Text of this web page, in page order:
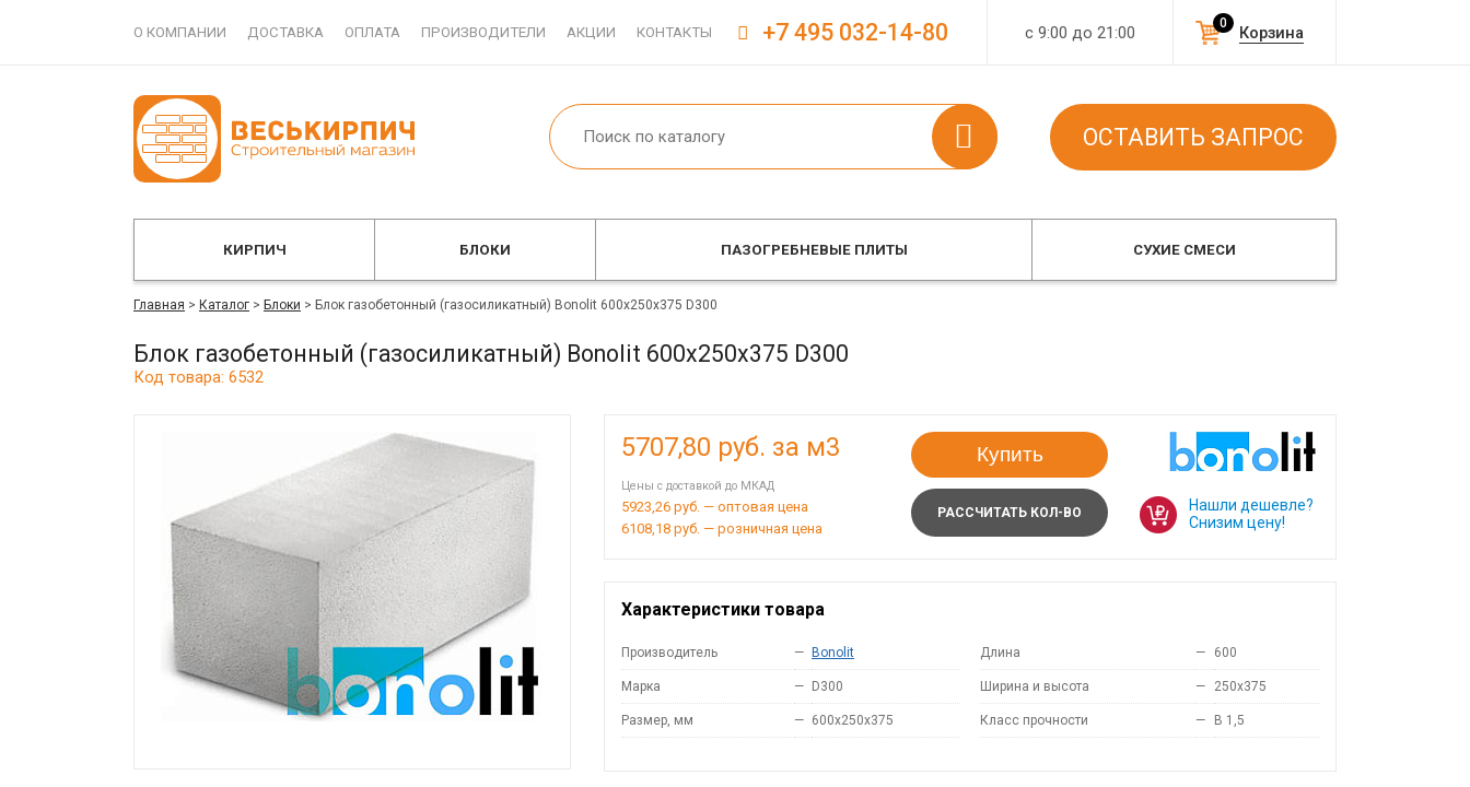
О КОМПАНИИ ДОСТАВКА ОПЛАТА ПРОИЗВОДИТЕЛИ АКЦИИ КОНТАКТЫ с 9:00 до 21:00 Корзина
0
+7 495 032-14-80
ОСТАВИТЬ ЗАПРОС
КИРПИЧ БЛОКИ ПАЗОГРЕБНЕВЫЕ ПЛИТЫ СУХИЕ СМЕСИ
Главная > Каталог > Блоки > Блок газобетонный (газосиликатный) Bonolit 600x250x375 D300
Блок газобетонный (газосиликатный) Bonolit 600x250x375 D300
Код товара: 6532
5707,80 руб. за м3
Цены с доставкой до МКАД
5923,26 руб. — оптовая цена
6108,18 руб. — розничная цена
Купить
РАССЧИТАТЬ КОЛ-ВО
Нашли дешевле?
Снизим цену!
Характеристики товара
Производитель — Bonolit
Марка — D300
Размер, мм — 600x250x375
Длина — 600
Ширина и высота — 250x375
Класс прочности — B 1,5